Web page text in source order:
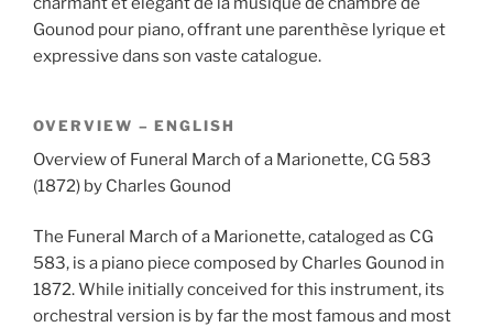
Gounod pour piano, offrant une parenthèse lyrique et
expressive dans son vaste catalogue.
OVERVIEW – ENGLISH
Overview of Funeral March of a Marionette, CG 583
(1872) by Charles Gounod
The Funeral March of a Marionette, cataloged as CG
583, is a piano piece composed by Charles Gounod in
1872. While initially conceived for this instrument, its
orchestral version is by far the most famous and most